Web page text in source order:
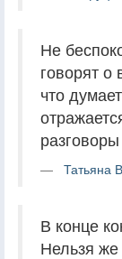
Не
говорят о
что
Татьяна
В конце
Нельзя